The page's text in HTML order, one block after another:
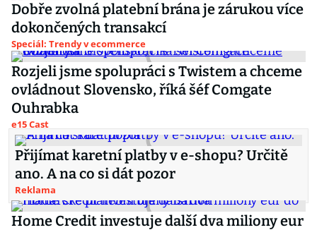
Dobře zvolná platební brána je zárukou více
dokončených transakcí
Speciál: Trendy v ecommerce
Rozjeli jsme spolupráci s Twistem a chceme
ovládnout Slovensko, říká šéf Comgate
Ouhrabka
e15 Cast
Přijímat karetní platby v e-shopu? Určitě
ano. A na co si dát pozor
Reklama
Home Credit investuje další dva miliony eur